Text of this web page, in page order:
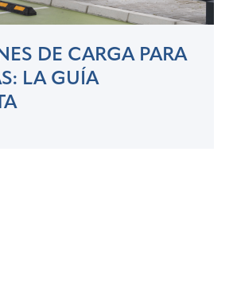
DE CARGA PARA
LA GUÍA